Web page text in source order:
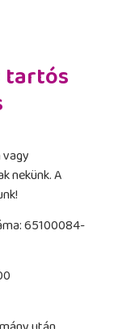
tartós
nekünk. A
65100084-